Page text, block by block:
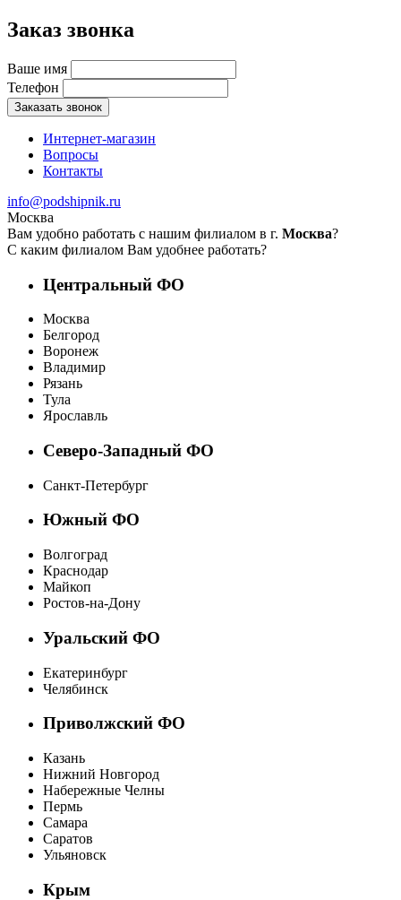
Заказ звонка
Ваше имя
Телефон
Заказать звонок
Интернет-магазин
Вопросы
Контакты
info@podshipnik.ru
Москва
Вам удобно работать с нашим филиалом в г. Москва?
С каким филиалом Вам удобнее работать?
Центральный ФО
Москва
Белгород
Воронеж
Владимир
Рязань
Тула
Ярославль
Северо-Западный ФО
Санкт-Петербург
Южный ФО
Волгоград
Краснодар
Майкоп
Ростов-на-Дону
Уральский ФО
Екатеринбург
Челябинск
Приволжский ФО
Казань
Нижний Новгород
Набережные Челны
Пермь
Самара
Саратов
Ульяновск
Крым